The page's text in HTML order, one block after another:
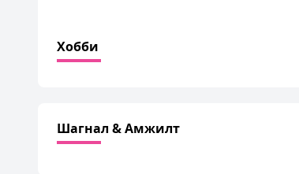
Хобби
Шагнал & Амжилт